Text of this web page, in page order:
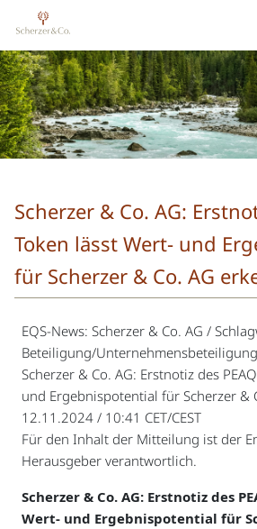
Scherzer & Co. AG:
Token lässt Wert- und
für Scherzer & Co. AG
EQS-News: Scherzer & Co. AG /
Beteiligung/Unternehmensbeteiligung
Scherzer & Co. AG: Erstnotiz des
und Ergebnispotential für Scherzer &
12.11.2024 / 10:41 CET/CEST
Für den Inhalt der Mitteilung ist der
Herausgeber verantwortlich.
Scherzer & Co. AG: Erstnotiz des
Wert- und Ergebnispotential für